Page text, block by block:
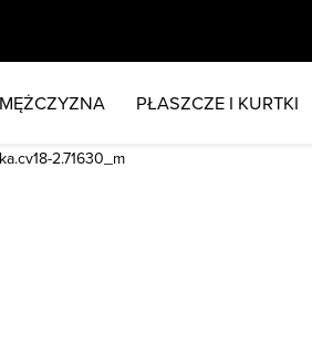
MĘŻCZYZNA PŁASZCZE I KURTKI
2.71630_m